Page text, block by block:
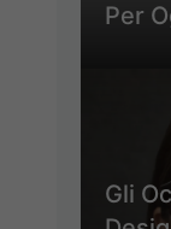
Per
Gli